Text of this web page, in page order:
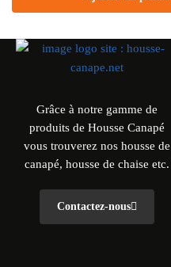
Grâce à notre gamme de
produits de Housse Canapé
vous trouverez nos housse de
canapé, housse de chaise etc.
Contactez-nous